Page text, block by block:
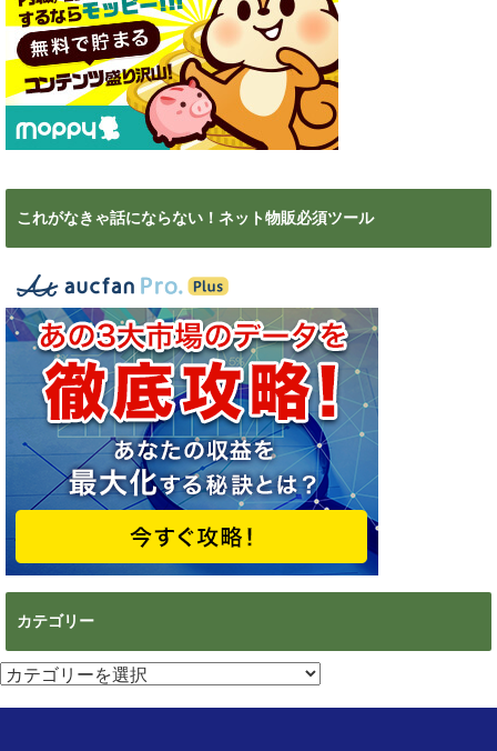
これがなきゃ話にならない！ネット物販必須ツール
カテゴリー
カ